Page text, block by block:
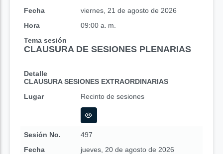
Fecha
viernes, 21 de agosto de 2026
Hora
09:00 a. m.
Tema sesión
CLAUSURA DE SESIONES PLENARIAS
Detalle
CLAUSURA SESIONES EXTRAORDINARIAS
Lugar
Recinto de sesiones
Sesión No.
497
Fecha
jueves, 20 de agosto de 2026